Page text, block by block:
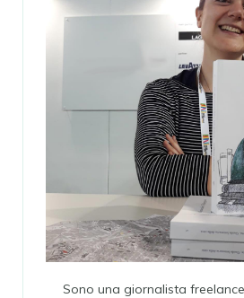
Sono una giornalista